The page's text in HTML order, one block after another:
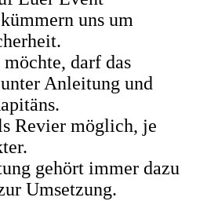
uns um
darf das
Anleitung und
Revier möglich, je
gehört immer dazu
Umsetzung.